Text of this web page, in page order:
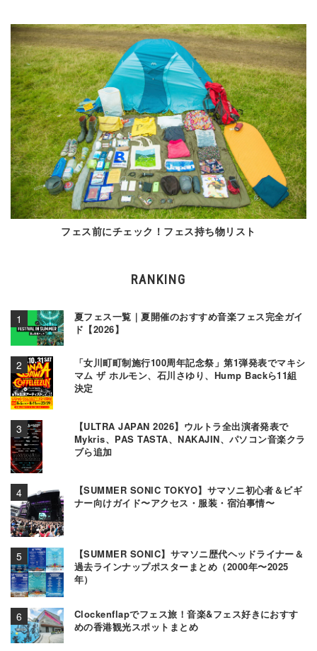
フェス前にチェック！フェス持ち物リスト
RANKING
夏フェス一覧｜夏開催のおすすめ音楽フェス完全ガイ
ド【2026】
「女川町町制施行100周年記念祭」第1弾発表でマキシ
マム ザ ホルモン、石川さゆり、Hump Backら11組
決定
【ULTRA JAPAN 2026】ウルトラ全出演者発表で
Mykris、PAS TASTA、NAKAJIN、パソコン音楽クラ
ブら追加
【SUMMER SONIC TOKYO】サマソニ初心者＆ビギ
ナー向けガイド〜アクセス・服装・宿泊事情〜
【SUMMER SONIC】サマソニ歴代ヘッドライナー＆
過去ラインナップポスターまとめ（2000年〜2025
年）
Clockenflapでフェス旅！音楽&フェス好きにおすす
めの香港観光スポットまとめ